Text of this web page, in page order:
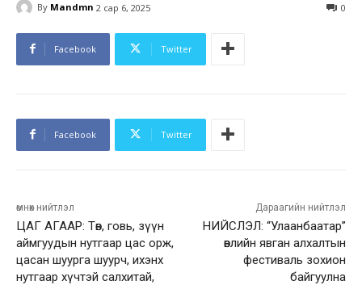
By Mandmn 2 сар 6, 2025 0
Facebook Twitter
Facebook Twitter
өмнөх нийтлэл
ЦАГ АГААР: Төв, говь, зүүн
аймгуудын нутгаар цас орж,
цасан шуурга шуурч, ихэнх
нутгаар хүчтэй салхитай,
Дараагийн нийтлэл
НИЙСЛЭЛ: “Улаанбаатар”
өвлийн явган алхалтын
фестиваль зохион
байгуулна